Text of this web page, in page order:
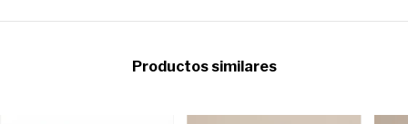
Productos similares